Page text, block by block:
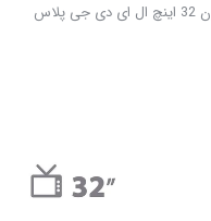
/ تلویزیون 32 اینچ ال ای دی جی پلاس